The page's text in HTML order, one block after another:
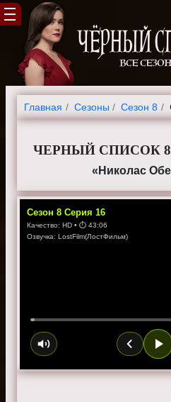
Главная Cезоны Сезон 8
ЧЕРНЫЙ СПИСОК 8
«Николас
Сезон 8 Серия 16
Качество: HD • ⏱ 43:06
Озвучка: LostFilm(ЛостФильм)